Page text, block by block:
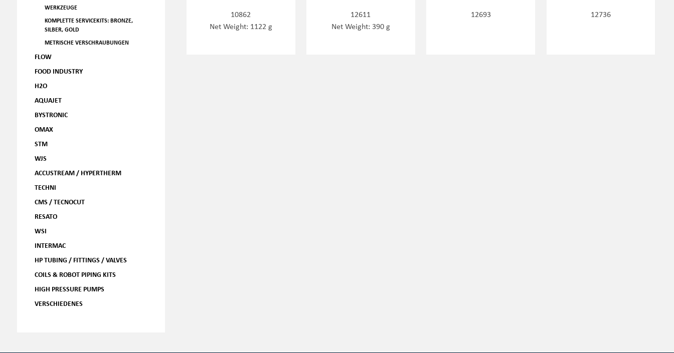
WERKZEUGE
KOMPLETTE SERVICEKITS: BRONZE,
SILBER, GOLD
METRISCHE VERSCHRAUBUNGEN
FLOW
FOOD INDUSTRY
H2O
AQUAJET
BYSTRONIC
OMAX
STM
WJS
ACCUSTREAM / HYPERTHERM
TECHNI
CMS / TECNOCUT
RESATO
WSI
INTERMAC
HP TUBING / FITTINGS / VALVES
COILS & ROBOT PIPING KITS
HIGH PRESSURE PUMPS
VERSCHIEDENES
10862
Net Weight: 1122 g
12611
Net Weight: 390 g
12693 12736